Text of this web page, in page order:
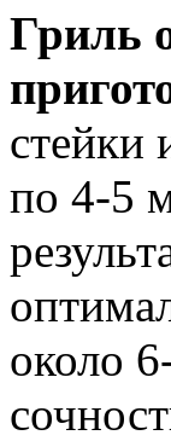
Гриль
стейки
по 4-5
около